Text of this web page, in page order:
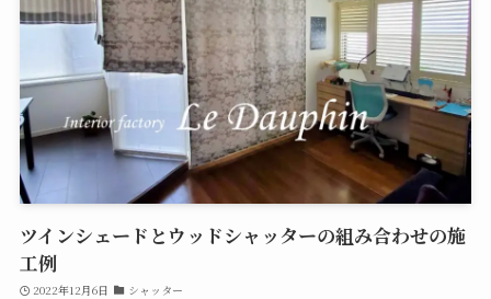
ツインシェードとウッドシャッターの組み合わせの施
工例
2022年12月6日 シャッター